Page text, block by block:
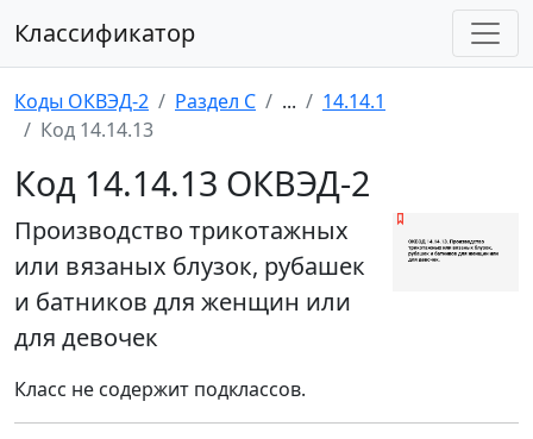
Классификатор
Коды ОКВЭД-2 Раздел C ...
14.14.1
Код 14.14.13
Код 14.14.13 ОКВЭД-2
Производство трикотажных
или вязаных блузок, рубашек
и батников для женщин или
для девочек
Класс не содержит подклассов.